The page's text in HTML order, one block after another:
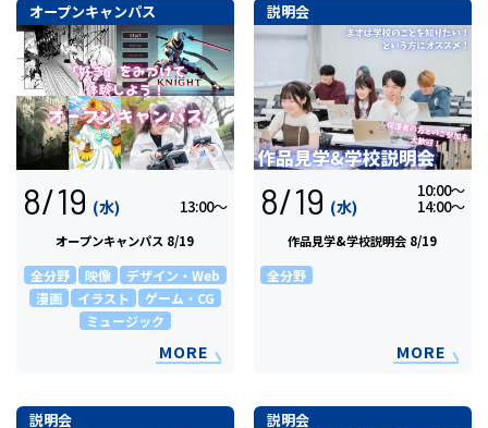
オープンキャンパス
8/19 (水) 13:00〜
オープンキャンパス 8/19
全分野 映像
デザイン・Web
漫画
イラスト
ゲーム・CG
ミュージック
MORE
説明会
8/19 (水)
10:00〜
14:00〜
作品見学&学校説明会 8/19
全分野
MORE
説明会 説明会